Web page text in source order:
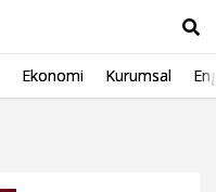
Ekonomi Kurumsal